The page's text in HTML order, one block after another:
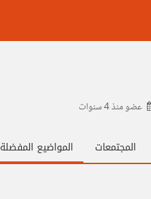
عضو منذ4 سنوات
المجتمعات المواضيع المفضلة